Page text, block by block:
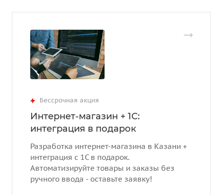
Бессрочная акция
Интернет-магазин + 1С:
интеграция в подарок
Разработка интернет-магазина в Казани +
интеграция с 1С в подарок.
Автоматизируйте товары и заказы без
ручного ввода - оставьте заявку!